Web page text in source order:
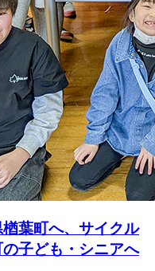
楢葉町へ、サイクル
子ども・シニアへ